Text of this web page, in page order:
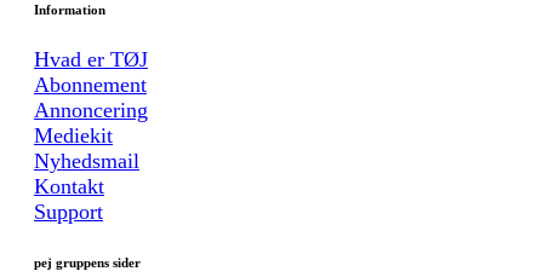
Information
Hvad er TØJ
Abonnement
Annoncering
Mediekit
Nyhedsmail
Kontakt
Support
pej gruppens sider